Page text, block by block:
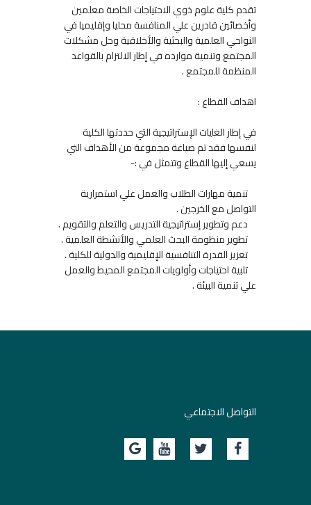
تقدم كلية علوم ذوي الاحتياجات الخاصة معلمين
وأخصائين قادرين علي المنافسة محليا وإقليميا في
النواحي العلمية والبحثية والأخلاقية وحل مشكلات
المجتمع وتنمية موارده في إطار الالتزام بالقواعد
المنظمة للمجتمع .
اهداف القطاع :
في إطار الغايات الإستراتيجية التي حددتها الكلية
لنفسها فقد تم صياغة مجموعة من الأهداف التي
يسعي إليها القطاع وتتمثل في :-
تنمية مهارات الطلاب والعمل علي استمرارية
التواصل مع الخرجين .
دعم وتطوير إستراتيجية التدريس والتعلم والتقويم .
تطوير منظومة البحث العلمي والأنشطة العلمية .
تعزيز القدرة التنافسية الإقليمية والدولية للكلية .
تلبية احتياجات وأولويات المجتمع المحيط والعمل
علي تنمية البيئة .
التواصل الاجتماعي